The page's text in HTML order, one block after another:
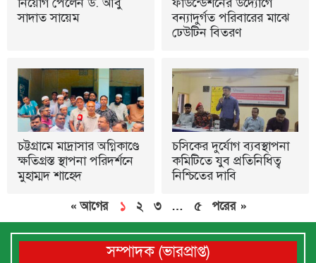
সাদাত সায়েম
বন্যাদুর্গত পরিবারের মাঝে
ঢেউটিন বিতরণ
চট্টগ্রামে মাদ্রাসার অগ্নিকাণ্ডে
ক্ষতিগ্রস্ত স্থাপনা পরিদর্শনে
মুহাম্মদ শাহেদ
চসিকের দুর্যোগ ব্যবস্থাপনা
কমিটিতে যুব প্রতিনিধিত্ব
নিশ্চিতের দাবি
« আগের ১ ২ ৩ … ৫ পরের »
সম্পাদক (ভারপ্রাপ্ত)